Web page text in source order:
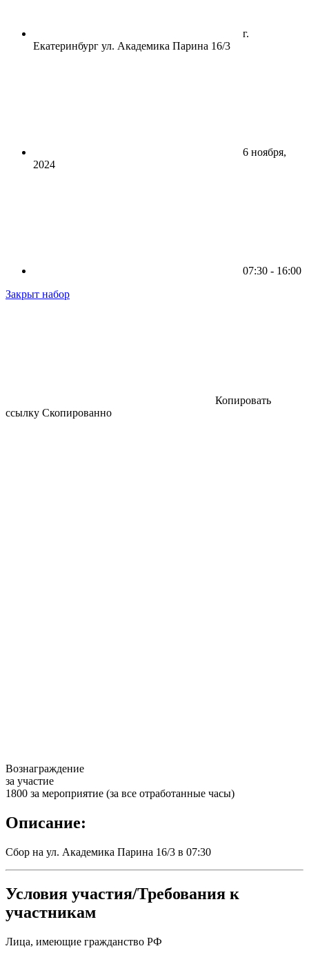
г.
Екатеринбург ул. Академика Парина 16/3
6 ноября,
2024
07:30 - 16:00
Закрыт набор
Копировать
ссылку Скопированно
Вознаграждение
за участие
1800 за мероприятие (за все отработанные часы)
Описание:
Сбор на ул. Академика Парина 16/3 в 07:30
Условия участия/Требования к
участникам
Лица, имеющие гражданство РФ